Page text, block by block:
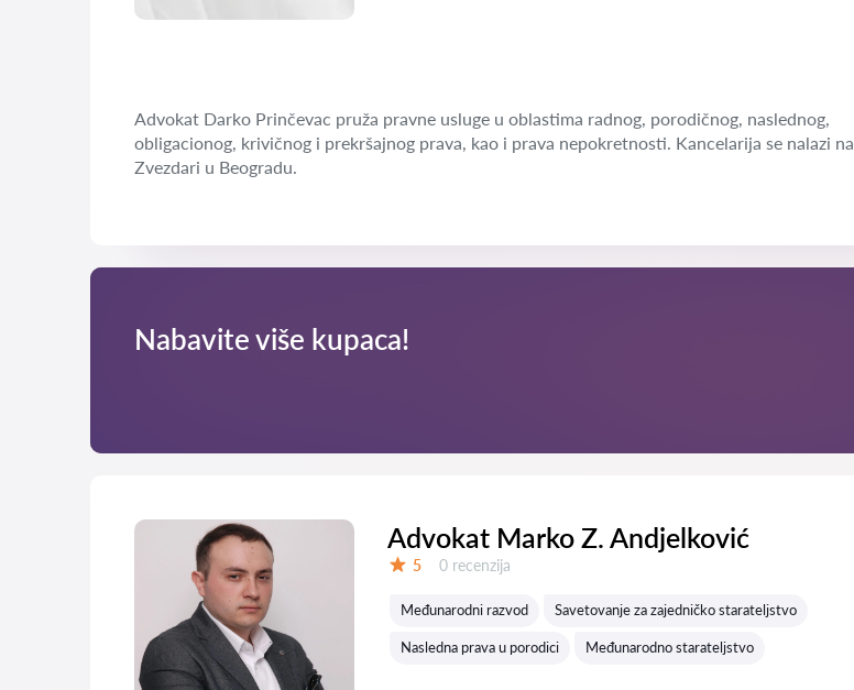
Advokat Darko Prinčevac pruža pravne usluge u oblastima radnog, porodičnog, naslednog,
obligacionog, krivičnog i prekršajnog prava, kao i prava nepokretnosti. Kancelarija se nalazi na
Zvezdari u Beogradu.
Nabavite više kupaca!
Advokat Marko Z. Andjelković
5 Recenzija:
0 recenzija
Međunarodni razvod Savetovanje za zajedničko starateljstvo
Nasledna prava u porodici Međunarodno starateljstvo